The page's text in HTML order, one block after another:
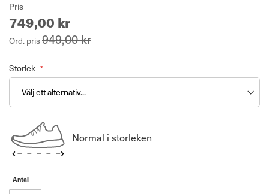
Pris
749,00 kr
Ord. pris949,00 kr
Storlek
Normal i storleken
Antal